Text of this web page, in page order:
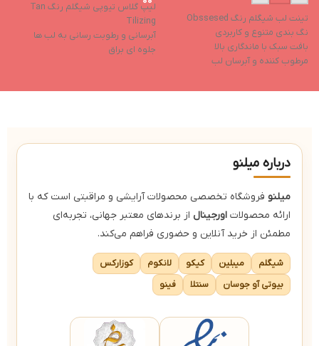
تینت لب شیگلم رنگ Obssesed
نگ بندی متنوع و کاربردی
بافت سبک با ماندگاری بالا
مرطوب کننده و آبرسان لب
دارای رنگدانه های غنی
لیپ گلاس تیوپی شیگلم رنگ Tan
Tilizing
آبرسانی و رطوبت رسانی به لب ها
جلوه ای براق
درباره میلنو
میلنو فروشگاه تخصصی محصولات آرایشی و مراقبتی است که با
ارائه محصولات اورجینال از برندهای معتبر جهانی، تجربه‌ای
مطمئن از خرید آنلاین و حضوری فراهم می‌کند.
شیگلم میبلین کیکو لانکوم
کوزارکس
بیوتی آو جوسان
سنتلا فینو